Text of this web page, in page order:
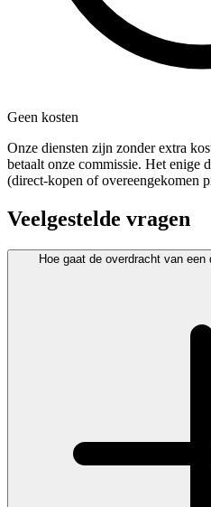
Geen kosten
Onze diensten zijn zonder extra
betaalt onze commissie. Het enige
(direct-kopen of overeengekomen
Veelgestelde vragen
Hoe gaat de overdracht van